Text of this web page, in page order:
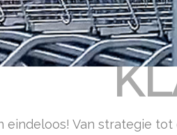
eindeloos! Van strategie